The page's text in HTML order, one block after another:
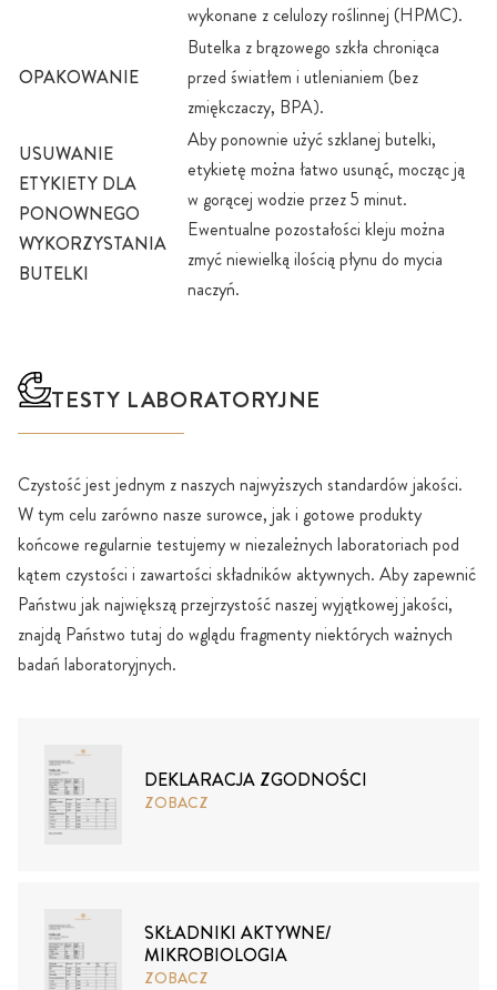
wykonane z celulozy roślinnej (HPMC).
OPAKOWANIE
Butelka z brązowego szkła chroniąca
przed światłem i utlenianiem (bez
zmiękczaczy, BPA).
USUWANIE
ETYKIETY DLA
PONOWNEGO
WYKORZYSTANIA
BUTELKI
Aby ponownie użyć szklanej butelki,
etykietę można łatwo usunąć, mocząc ją
w gorącej wodzie przez 5 minut.
Ewentualne pozostałości kleju można
zmyć niewielką ilością płynu do mycia
naczyń.
TESTY LABORATORYJNE
Czystość jest jednym z naszych najwyższych standardów jakości.
W tym celu zarówno nasze surowce, jak i gotowe produkty
końcowe regularnie testujemy w niezależnych laboratoriach pod
kątem czystości i zawartości składników aktywnych. Aby zapewnić
Państwu jak największą przejrzystość naszej wyjątkowej jakości,
znajdą Państwo tutaj do wglądu fragmenty niektórych ważnych
badań laboratoryjnych.
DEKLARACJA ZGODNOŚCI
ZOBACZ
SKŁADNIKI AKTYWNE/
MIKROBIOLOGIA
ZOBACZ